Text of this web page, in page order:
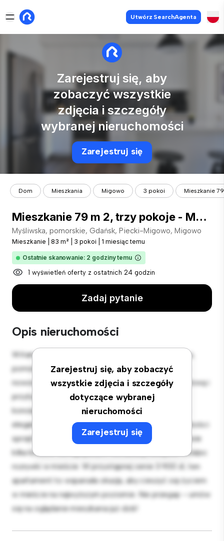
Utwórz SearchAgenta
Zarejestruj się, aby
zobaczyć wszystkie
zdjęcia i szczegóły
wybranej nieruchomości
Zarejestruj się
Dom Mieszkania Migowo 3 pokoi Mieszkanie
Mieszkanie 79 m 2, trzy pokoje - Myśliwska Park
Myśliwska, pomorskie, Gdańsk, Piecki-Migowo, Migowo
Mieszkanie 83 m² 3 pokoi 1 miesiąc temu
Ostatnie skanowanie: 2 godziny temu
1 wyświetleń oferty z ostatnich 24 godzin
Zadaj pytanie
Opis nieruchomości
Zarejestruj się, aby zobaczyć
wszystkie zdjęcia i szczegóły
dotyczące wybranej
nieruchomości
Zarejestruj się
Witamy w Twojej nowej miejskiej oazie w Myśliwska,
pomorskie, Gdańsk, Piecki-Migowo, Migowo! Ten
nowoczesny apartament z 3 sypialniami oferuje stylową i
przytulną przestrzeń do zamieszkania. Otwarta
koncepcja układu idealnie nadaje się do rozrywki, a
elegancka kuchnia jest wyposażona w najwyższej jakości
sprzęt. Dzięki doskonałej lokalizacji będziesz zaledwie
kilka kroków od najlepszych restauracji, sklepów i miejsc
rozrywki w mieście. W przystępnej cenie 3 900 zł, ten
apartament to wspaniała okazja, aby cieszyć się życiem
w mieście na najwyższym poziomie. Nie przegap – umów
się na oglądanie mieszkania już dziś!